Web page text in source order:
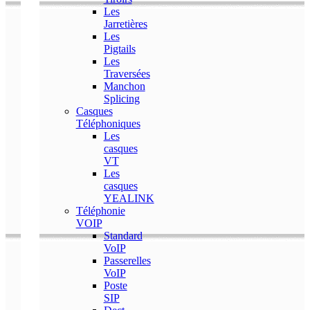
Les
Jarretières
Les
Pigtails
Les
Traversées
Manchon
Splicing
Casques
Téléphoniques
Les
casques
VT
Les
casques
YEALINK
Téléphonie
VOIP
Standard
VoIP
Passerelles
VoIP
Poste
SIP